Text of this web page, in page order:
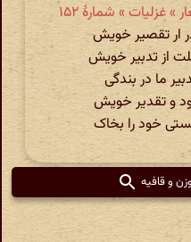
غزلیات » شمارهٔ ۱۵۲
ار تقصیر خویش
از تدبیر خویش
ما در بندگی
و تقدیر خویش
خود را بخاک
و قافیه